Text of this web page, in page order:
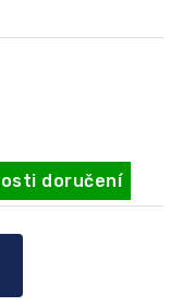
doručení